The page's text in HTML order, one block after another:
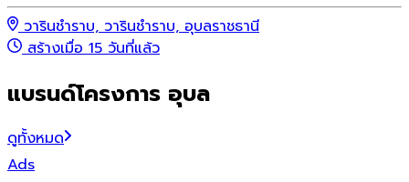
วารินชำราบ, วารินชำราบ, อุบลราชธานี
สร้างเมื่อ 15 วันที่แล้ว
แบรนด์โครงการ อุบล
ดูทั้งหมด
Ads